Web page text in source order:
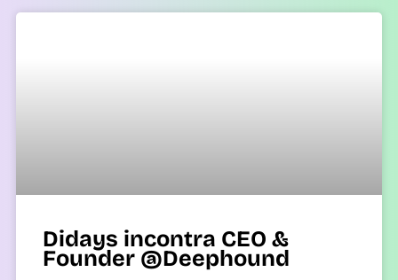
Didays incontra CEO &
Founder @Deephound